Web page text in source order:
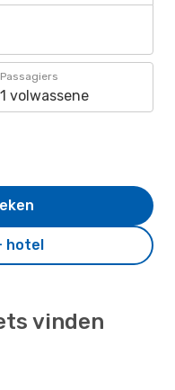
Passagiers
1 volwassene
hotel
vinden